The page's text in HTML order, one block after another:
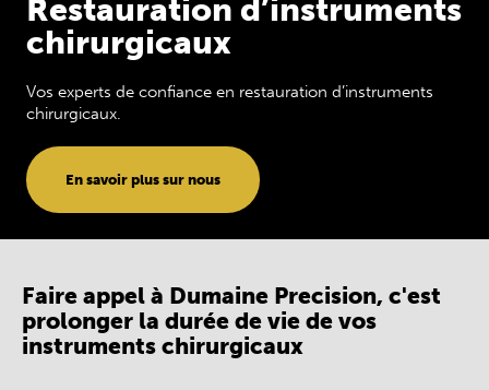
Restauration d’instruments
chirurgicaux
Vos experts de confiance en restauration d’instruments
chirurgicaux.
En savoir plus sur nous
Faire appel à Dumaine Precision, c'est
prolonger la durée de vie de vos
instruments chirurgicaux